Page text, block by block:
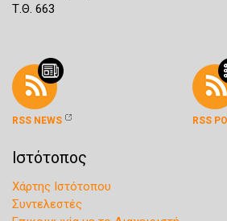
Τ.Θ. 663
RSS NEWS RSS
Ιστότοπος
Χάρτης Ιστότοπου
Συντελεστές